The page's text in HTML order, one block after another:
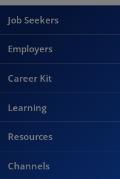
Job Seekers
Employers
Career Kit
Learning
Resources
Channels